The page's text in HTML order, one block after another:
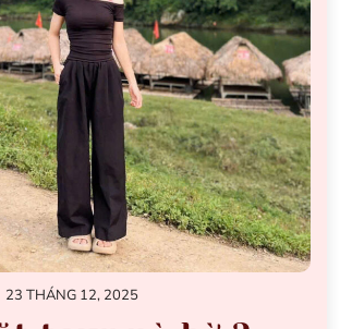
23 THÁNG 12, 2025